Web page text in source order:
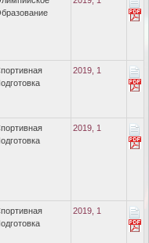
2019, 1
2019, 1
2019, 1